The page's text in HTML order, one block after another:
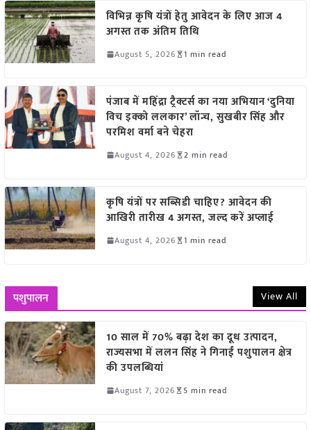
विभिन्न कृषि यंत्रों हेतु आवेदन के लिए आज 4
अगस्त तक अंतिम तिथि
August 5, 2026 1 min read
पंजाब में महिंद्रा ट्रैक्टर्स का नया अभियान ‘दुनिया
विच इक्को ललकार’ लॉन्च, सुखबीर सिंह और
परमिश वर्मा बने चेहरा
August 4, 2026 2 min read
कृषि यंत्रों पर सब्सिडी चाहिए? आवेदन की
आखिरी तारीख 4 अगस्त, जल्द करें अप्लाई
August 4, 2026 1 min read
पशुपालन View All
10 साल में 70% बढ़ा देश का दूध उत्पादन,
राज्यसभा में ललन सिंह ने गिनाईं पशुपालन क्षेत्र
की उपलब्धियां
August 7, 2026 5 min read